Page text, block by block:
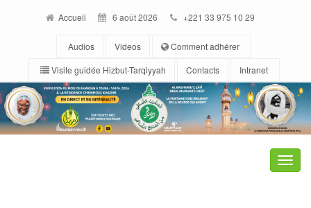
Accueil 6 août 2026 +221 33 975 10 29
Audios Videos
Comment adhérer
Visite guidée Hizbut-Tarqiyyah
Contacts Intranet
Toggle